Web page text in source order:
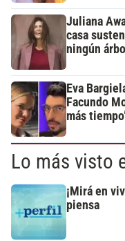
Juliana
casa
ningún
Eva
Facundo
más
Lo más visto
¡Mirá en
piensa